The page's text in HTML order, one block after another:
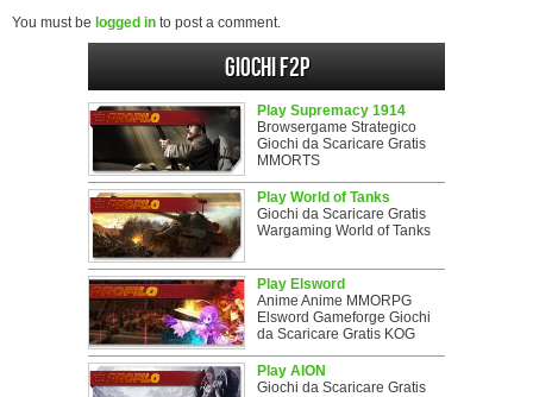
You must be logged in to post a comment.
Giochi F2P
Play Supremacy 1914
Browsergame Strategico
Giochi da Scaricare Gratis
MMORTS
Play World of Tanks
Giochi da Scaricare Gratis
Wargaming World of Tanks
Play Elsword
Anime Anime MMORPG
Elsword Gameforge Giochi
da Scaricare Gratis KOG
Play AION
Giochi da Scaricare Gratis